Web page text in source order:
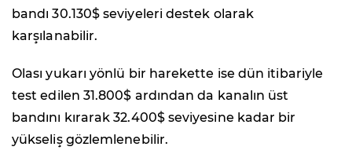
bandı 30.130$ seviyeleri destek olarak
karşılanabilir.
Olası yukarı yönlü bir harekette ise dün itibariyle
test edilen 31.800$ ardından da kanalın üst
bandını kırarak 32.400$ seviyesine kadar bir
yükseliş gözlemlenebilir.